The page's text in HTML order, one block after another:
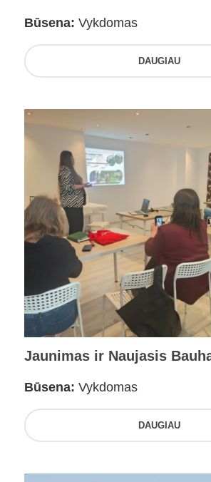
Būsena: Vykdomas
DAUGIAU
Jaunimas ir Naujasis
Būsena: Vykdomas
DAUGIAU